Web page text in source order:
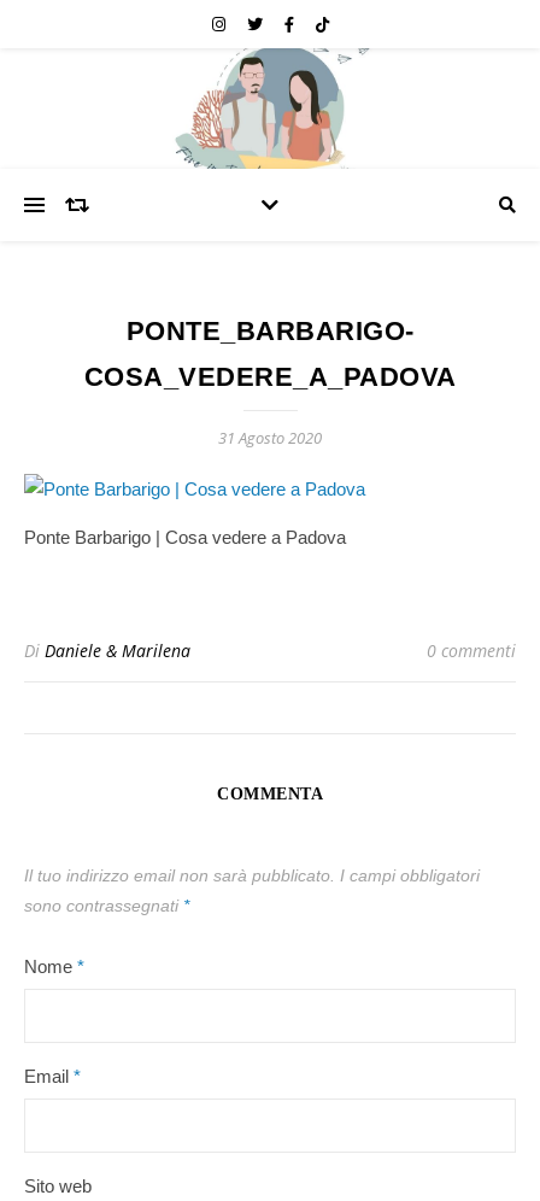
PONTE_BARBARIGO-
COSA_VEDERE_A_PADOVA
31 Agosto 2020
Ponte Barbarigo | Cosa vedere a Padova
Di Daniele & Marilena 0 commenti
COMMENTA
Il tuo indirizzo email non sarà pubblicato. I campi obbligatori
sono contrassegnati *
Nome *
Email *
Sito web